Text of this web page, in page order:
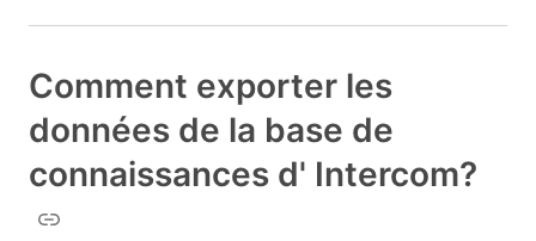
Comment exporter les
données de la base de
connaissances d' Intercom?